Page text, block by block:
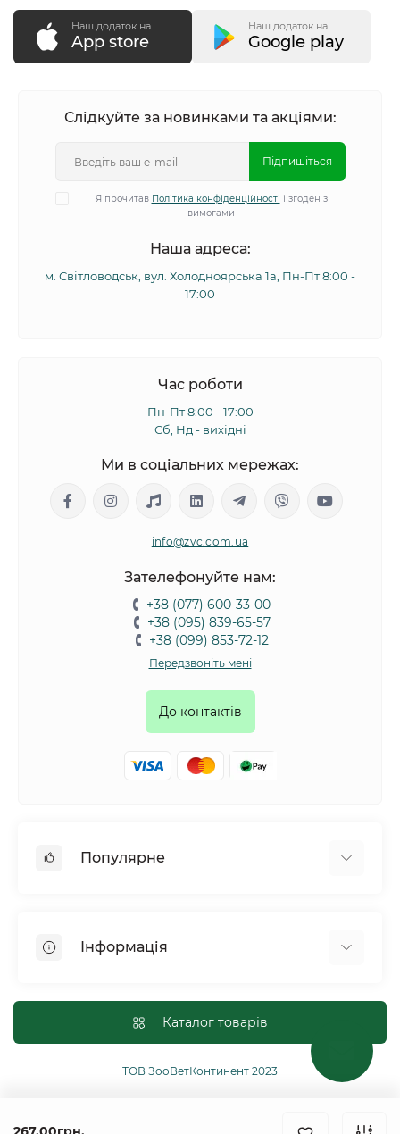
Наш додаток на
App store
Наш додаток на
Google play
Слідкуйте за новинками та акціями:
Підпишіться
Я прочитав Політика конфіденційності і згоден з
вимогами
Наша адреса:
м. Світловодськ, вул. Холодноярська 1а, Пн-Пт 8:00 -
17:00
Час роботи
Пн-Пт 8:00 - 17:00
Сб, Нд - вихідні
Ми в соціальних мережах:
info@zvc.com.ua
Зателефонуйте нам:
+38 (077) 600-33-00
+38 (095) 839-65-57
+38 (099) 853-72-12
Передзвоніть мені
До контактів
Популярне
Птахи
Рептилії
Сільськогосподарські тварини та птахи
Інформація
Оплата і доставка
Політика конфіденційності
Публічна угода
Каталог товарів
ТОВ ЗооВетКонтинент 2023